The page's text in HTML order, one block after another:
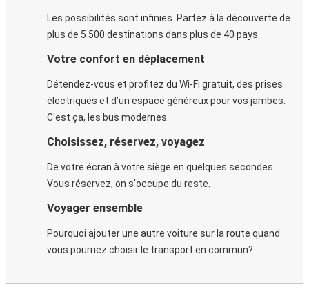
Les possibilités sont infinies. Partez à la découverte de
plus de 5 500 destinations dans plus de 40 pays.
Votre confort en déplacement
Détendez-vous et profitez du Wi-Fi gratuit, des prises
électriques et d’un espace généreux pour vos jambes.
C'est ça, les bus modernes.
Choisissez, réservez, voyagez
De votre écran à votre siège en quelques secondes.
Vous réservez, on s'occupe du reste.
Voyager ensemble
Pourquoi ajouter une autre voiture sur la route quand
vous pourriez choisir le transport en commun?